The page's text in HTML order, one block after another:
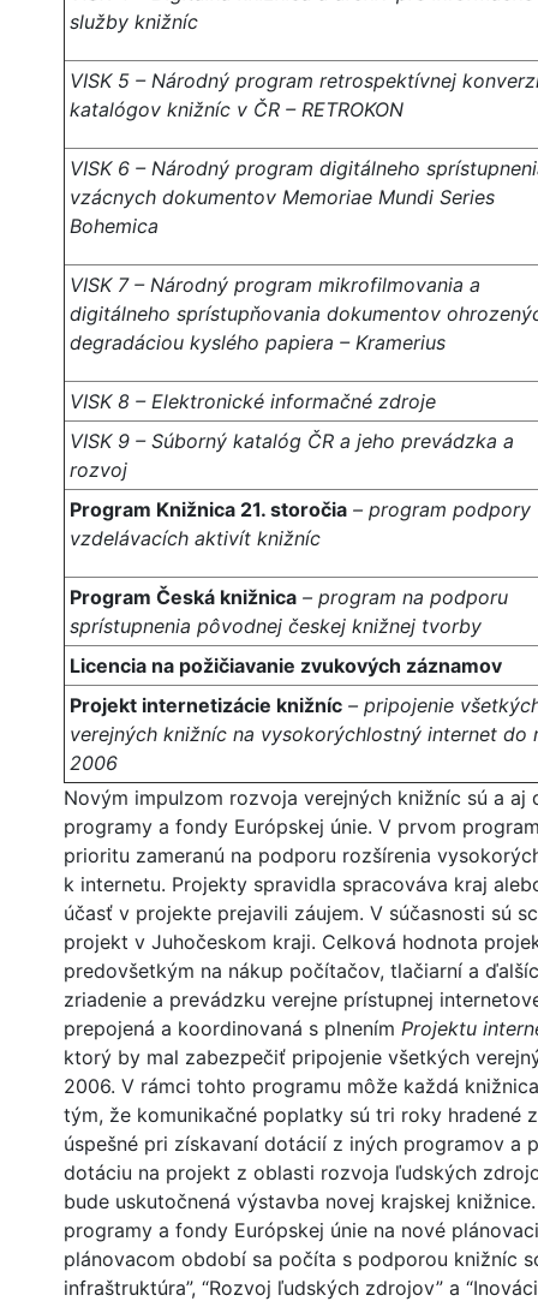
služby knižníc
VISK 5 – Národný program retrospektívnej
katalógov knižníc v ČR – RETROKON
VISK 6 – Národný program digitálneho
vzácnych dokumentov Memoriae Mundi Series
Bohemica
VISK 7 – Národný program mikrofilmovania a
digitálneho sprístupňovania dokumentov
degradáciou kyslého papiera – Kramerius
VISK 8 – Elektronické informačné zdroje
VISK 9 – Súborný katalóg ČR a jeho prevádzka a
rozvoj
Program Knižnica 21. storočia – program podpory
vzdelávacích aktivít knižníc
Program Česká knižnica – program na podporu
sprístupnenia pôvodnej českej knižnej tvorby
Licencia na požičiavanie zvukových záznamov
Projekt internetizácie knižníc – pripojenie
verejných knižníc na vysokorýchlostný internet do
2006
Novým impulzom rozvoja verejných knižníc sú a
programy a fondy Európskej únie. V prvom
prioritu zameranú na podporu rozšírenia
k internetu. Projekty spravidla spracováva kraj
účasť v projekte prejavili záujem. V súčasnosti sú
projekt v Juhočeskom kraji. Celková hodnota
predovšetkým na nákup počítačov, tlačiarní a
zriadenie a prevádzku verejne prístupnej
prepojená a koordinovaná s plnením Projektu
ktorý by mal zabezpečiť pripojenie všetkých
2006. V rámci tohto programu môže každá
tým, že komunikačné poplatky sú tri roky hradené
úspešné pri získavaní dotácií z iných programov a
dotáciu na projekt z oblasti rozvoja ľudských
bude uskutočnená výstavba novej krajskej
programy a fondy Európskej únie na nové
plánovacom období sa počíta s podporou knižníc
infraštruktúra”, “Rozvoj ľudských zdrojov” a